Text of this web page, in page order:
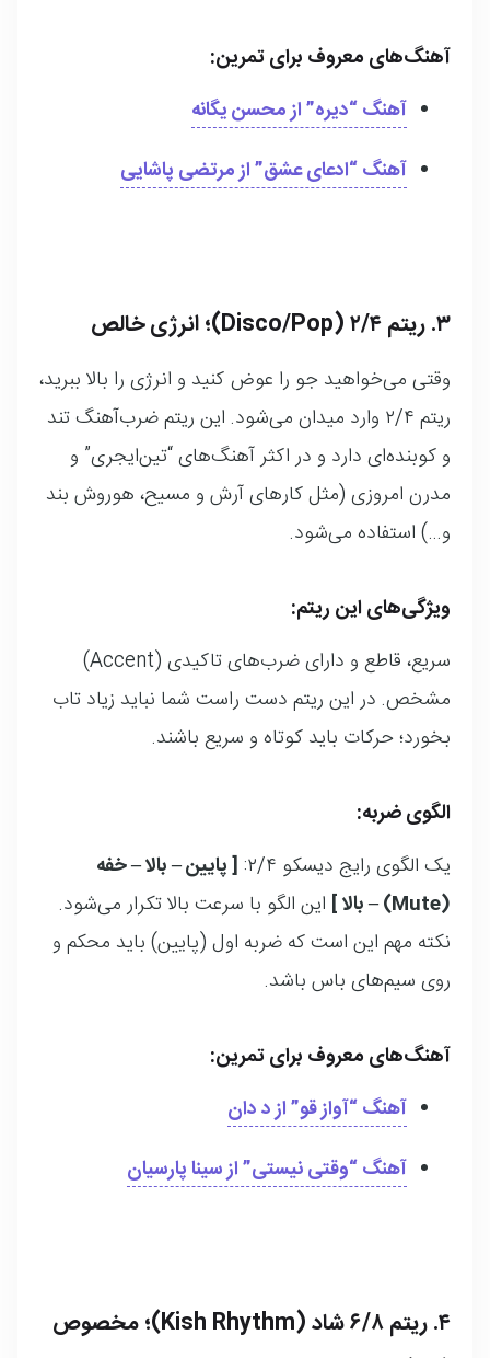
آهنگ‌های معروف برای تمرین:
آهنگ“دیره”از محسن یگانه
آهنگ“ادعای عشق”از مرتضی پاشایی
۳. ریتم ۲/۴ (Disco/Pop)؛ انرژی خالص
وقتی می‌خواهید جو را عوض کنید و انرژی را بالا ببرید،
ریتم ۲/۴ وارد میدان می‌شود. این ریتم ضرب‌آهنگ تند
و کوبنده‌ای دارد و در اکثر آهنگ‌های “تین‌ایجری” و
مدرن امروزی (مثل کارهای آرش و مسیح، هوروش بند
و…) استفاده می‌شود.
ویژگی‌های این ریتم:
سریع، قاطع و دارای ضرب‌های تاکیدی (Accent)
مشخص. در این ریتم دست راست شما نباید زیاد تاب
بخورد؛ حرکات باید کوتاه و سریع باشند.
الگوی ضربه:
یک الگوی رایج دیسکو ۲/۴:
[ پایین – بالا – خفه
(Mute) – بالا ]
این الگو با سرعت بالا تکرار می‌شود.
نکته مهم این است که ضربه اول (پایین) باید محکم و
روی سیم‌های باس باشد.
آهنگ‌های معروف برای تمرین:
آهنگ“آواز قو”از د دان
آهنگ“وقتی نیستی”از سینا پارسیان
۴. ریتم ۶/۸ شاد (Kish Rhythm)؛ مخصوص